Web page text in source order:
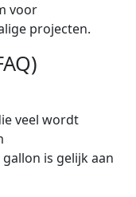
voor
projecten.
veel wordt
is gelijk aan